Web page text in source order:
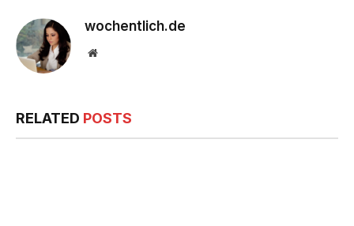
wochentlich.de
Website
RELATED POSTS